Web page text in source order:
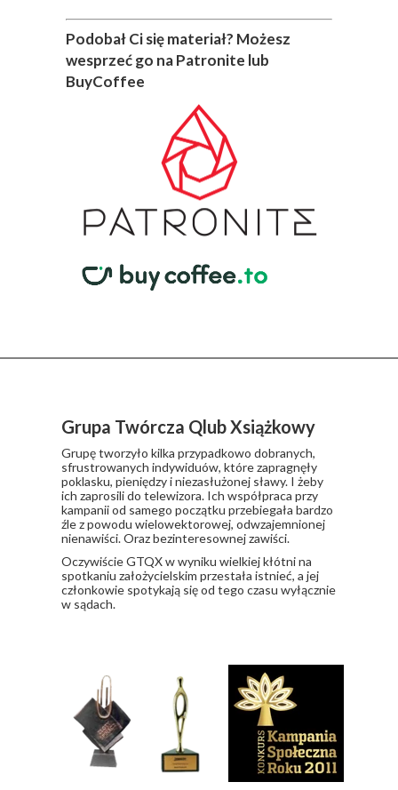
Podobał Ci się materiał? Możesz
wesprzeć go na Patronite lub
BuyCoffee
Grupa Twórcza Qlub Xsiążkowy
Grupę tworzyło kilka przypadkowo dobranych,
sfrustrowanych indywiduów, które zapragnęły
poklasku, pieniędzy i niezasłużonej sławy. I żeby
ich zaprosili do telewizora. Ich współpraca przy
kampanii od samego początku przebiegała bardzo
źle z powodu wielowektorowej, odwzajemnionej
nienawiści. Oraz bezinteresownej zawiści.
​Oczywiście GTQX w wyniku wielkiej kłótni na
spotkaniu założycielskim przestała istnieć, a jej
członkowie spotykają się od tego czasu wyłącznie
w sądach.